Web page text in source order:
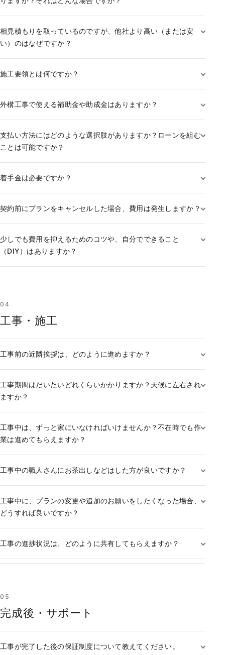
相見積もりを取っているのですが、他社より高い（または安
い）のはなぜですか？
施工要領とは何ですか？
外構工事で使える補助金や助成金はありますか？
支払い方法にはどのような選択肢がありますか？ローンを組む
ことは可能ですか？
着手金は必要ですか？
契約前にプランをキャンセルした場合、費用は発生しますか？
少しでも費用を抑えるためのコツや、自分でできること
（DIY）はありますか？
04
工事・施工
工事前の近隣挨拶は、どのように進めますか？
工事期間はだいたいどれくらいかかりますか？天候に左右され
ますか？
工事中は、ずっと家にいなければいけませんか？不在時でも作
業は進めてもらえますか？
工事中の職人さんにお茶出しなどはした方が良いですか？
工事中に、プランの変更や追加のお願いをしたくなった場合、
どうすれば良いですか？
工事の進捗状況は、どのように共有してもらえますか？
05
完成後・サポート
工事が完了した後の保証制度について教えてください。